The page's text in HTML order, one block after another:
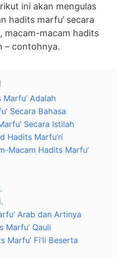
ini akan mengulas
hadits marfu’ secara
macam-macam hadits
– contohnya.
Adalah
Secara Bahasa
Secara Istilah
Hadits Marfu’ri
Macam Hadits Marfu’
Arab dan Artinya
Marfu’ Qauli
Marfu’ Fi’li Beserta